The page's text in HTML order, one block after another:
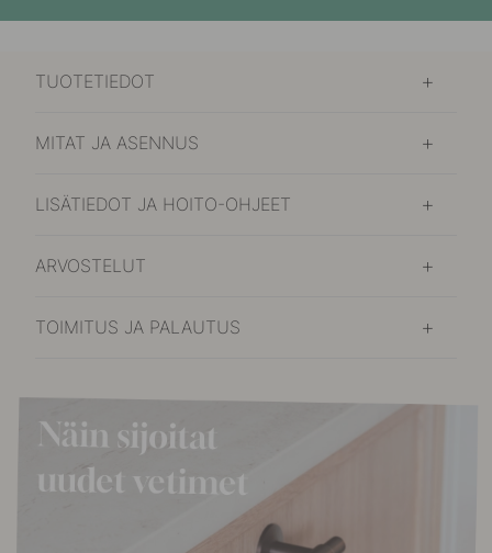
TUOTETIEDOT
MITAT JA ASENNUS
LISÄTIEDOT JA HOITO-OHJEET
ARVOSTELUT
TOIMITUS JA PALAUTUS